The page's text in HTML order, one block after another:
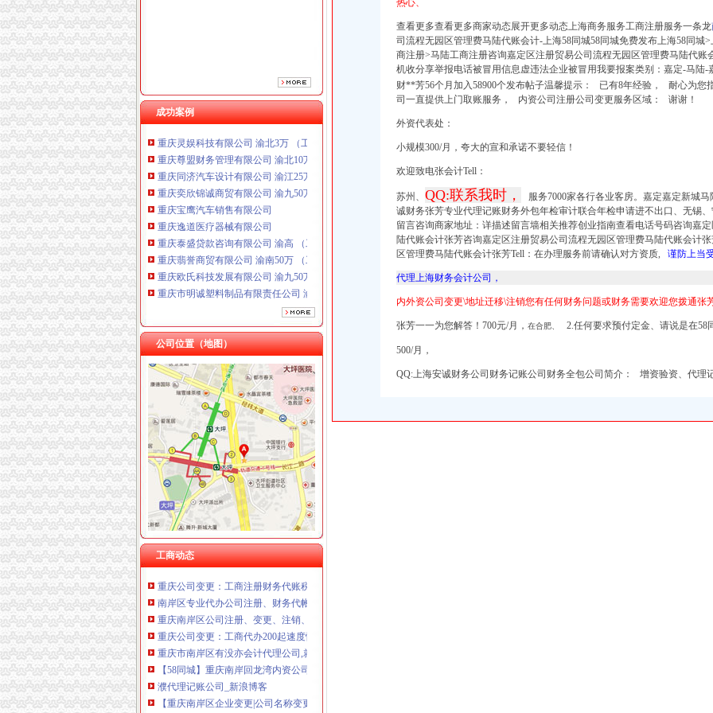
成功案例
重庆欧氏科技发展有限公司 渝九50万 （进出口权）
重庆市明诚塑料制品有限责任公司 渝高100万 （进出口权）
重庆盛旗投资咨询有限公司 渝中10万 （工商注册）
重庆尊盟财务管理有限公司 渝北10万 （工商注册）
重庆同济汽车设计有限公司 渝江25万 （工商注册）
重庆奕欣锦诚商贸有限公司 渝九50万 （工商注册）
重庆宝鹰汽车销售有限公司
重庆逸道医疗器械有限公司
重庆泰盛贷款咨询有限公司 渝高 （工商注册）
重庆翡誉商贸有限公司 渝南50万 （工商注册）
重庆欧氏科技发展有限公司 渝九50万 （进出口权）
重庆市明诚塑料制品有限责任公司 渝高100万 （进出口权）
重庆盛旗投资咨询有限公司 渝中10万 （工商注册）
重庆灵娱科技有限公司 渝北3万 （工商注册）
重庆尊盟财务管理有限公司 渝北10万 （工商注册）
重庆同济汽车设计有限公司 渝江25万 （工商注册）
公司位置（地图）
工商动态
南岸区代账公司流程
财务记账公司_财务记账厂家_公司黄页-阿里巴巴
百业网_为企业,做推广
爱尔眼科院集团股份有限公司2014年年度报告
重庆渝中区南岸区大渡口区社保代办-钱眼产品
重庆会计记账_会计记账代理公司_财务税务记账_会计记账价格表-重庆
重庆公司企业上市流程-商务服务-久久信息网
注册一个公司的流程怎样?费用多少?-知乎
南岸区专业代办公司注册、财务代帐、验资增资、年检-重庆58同城
重庆南岸区公司注册、变更、注销、代账重庆工商年检今题网
重庆公司变更：工商代办200起速度快专业财务代账200起预约吧-重
重庆市南岸区有没亦会计代理公司,就是那种专门为一些小企业做账的
【58同城】重庆南岸回龙湾内资公司注册服务_内资公司注册代理_内资
濮代理记账公司_新浪博客
【重庆南岸区企业变更|公司名称变更|公司/法人变更】-重庆赶集网
重庆公司注册,渝北区代理记账,工商注册地址托管
热心、
查看更多查看更多商家动态展开更多动态上海商务服务工商注册服务一条龙
司流程无园区管理费马陆代账会计-上海58同城58同城免费发布上海58同城
商注册>马陆工商注册咨询嘉定区注册贸易公司流程无园区管理费马陆代账
机收分享举报电话被冒用信息虚违法企业被冒用我要报案类别：嘉定-马陆
财**芳56个月加入58900个发布帖子温馨提示： 已有8年经验， 耐心为您
司一直提供上门取账服务， 内资公司注册公司变更服务区域： 谢谢！
外资代表处：
小规模300/月，夸大的宣和承诺不要轻信！
欢迎致电张会计Tell：
苏州、 QQ:联系我时，
服务7000家各行各业客房。嘉定嘉定新城
诚财务张芳专业代理记账财务外包年检审计联合年检申请进不出口、 无锡、
留言咨询商家地址：详描述留言墙相关推荐创业指南查看电话号码咨询嘉
陆代账会计张芳咨询嘉定区注册贸易公司流程无园区管理费马陆代账会计
区管理费马陆代账会计张芳Tell：在办理服务前请确认对方资质,
谨防上当
代理上海财务会计公司，
内外资公司变更\地址迁移\注销您有任何财务问题或财务需要欢迎您拨通张
张芳一一为您解答！700元/月， 在合肥、 2.任何要求预付定金、请说是在58
500/月，
QQ:上海安诚财务公司财务记账公司财务全包公司简介： 增资验资、代理